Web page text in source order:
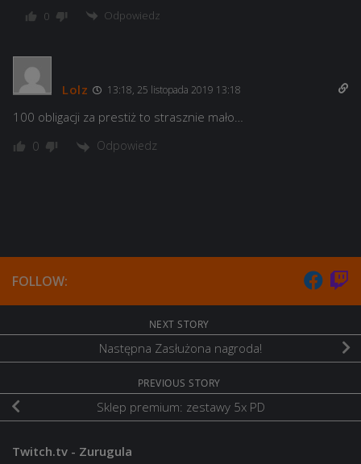
0 Odpowiedz
Lolz 13:18, 25 listopada 2019 13:18
100 obligacji za prestiż to strasznie mało…
0 Odpowiedz
FOLLOW:
NEXT STORY
Następna Zasłużona nagroda!
PREVIOUS STORY
Sklep premium: zestawy 5x PD
Twitch.tv - Zurugula